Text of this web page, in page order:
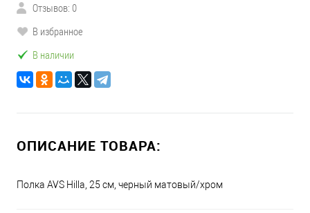
Отзывов: 0
В избранное
В наличии
ОПИСАНИЕ ТОВАРА:
Полка AVS Hilla, 25 см, черный матовый/хром